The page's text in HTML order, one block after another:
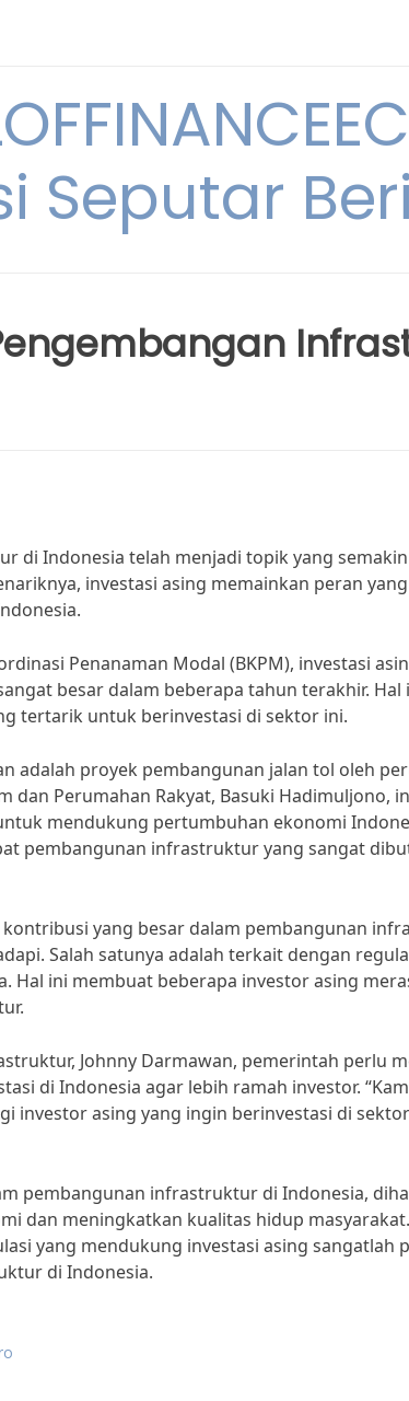
Seputar
di Indonesia telah menjadi topik yang
investasi asing memainkan peran
Penanaman Modal (BKPM), investasi
besar dalam beberapa tahun terakhir. Hal
tertarik untuk berinvestasi di sektor ini.
adalah proyek pembangunan jalan tol oleh
Perumahan Rakyat, Basuki Hadimuljono,
mendukung pertumbuhan ekonomi
pembangunan infrastruktur yang sangat
yang besar dalam pembangunan
Salah satunya adalah terkait dengan
Hal ini membuat beberapa investor asing
Johnny Darmawan, pemerintah perlu
di Indonesia agar lebih ramah investor.
investor asing yang ingin berinvestasi di
pembangunan infrastruktur di Indonesia,
dan meningkatkan kualitas hidup
yang mendukung investasi asing sangatlah
di Indonesia.